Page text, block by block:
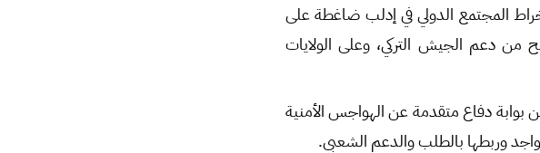
المجتمع الدولي في إدلب ضاغطة على
من دعم الجيش التركي، وعلى الولايات
بوابة دفاع متقدمة عن الهواجس الأمنية
وربطها بالطلب والدعم الشعبي.